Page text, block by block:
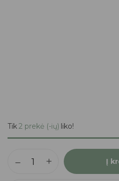
Tik2 prekė (-ių) liko!
Į